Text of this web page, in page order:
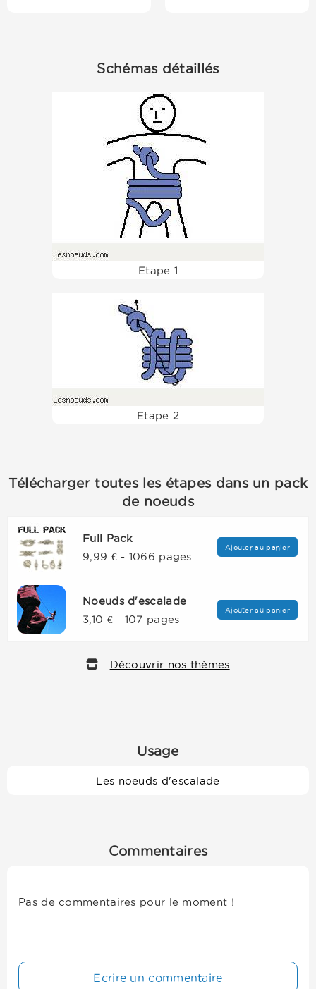
Schémas détaillés
Etape 1
Etape 2
Télécharger toutes les étapes dans un pack
de noeuds
Full Pack
9,99 € - 1066 pages
Ajouter au panier
Noeuds d'escalade
3,10 € - 107 pages
Ajouter au panier
Découvrir nos thèmes
Usage
Les noeuds d'escalade
Commentaires
Pas de commentaires pour le moment !
Ecrire un commentaire